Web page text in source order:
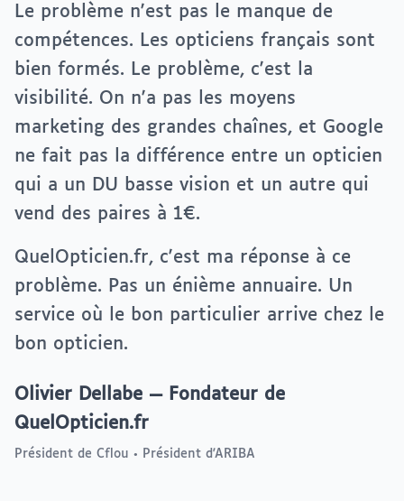
Le problème n'est pas le manque de
compétences. Les opticiens français sont
bien formés. Le problème, c'est la
visibilité. On n'a pas les moyens
marketing des grandes chaînes, et Google
ne fait pas la différence entre un opticien
qui a un DU basse vision et un autre qui
vend des paires à 1€.
QuelOpticien.fr, c'est ma réponse à ce
problème. Pas un énième annuaire. Un
service où le bon particulier arrive chez le
bon opticien.
Olivier Dellabe — Fondateur de
QuelOpticien.fr
Président de Cflou • Président d'ARIBA